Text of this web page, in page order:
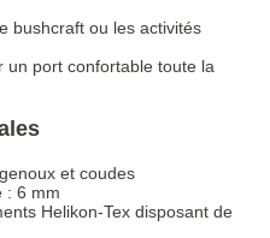
bushcraft ou les activités
un port confortable toute la
et coudes
: 6 mm
Helikon-Tex disposant de